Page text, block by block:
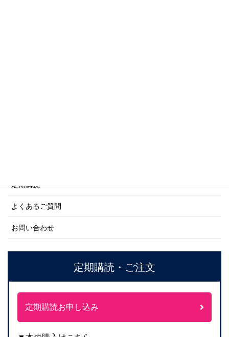
定期購読
よくあるご質問
お問い合わせ
定期購読・ご注文
定期購読お申し込み